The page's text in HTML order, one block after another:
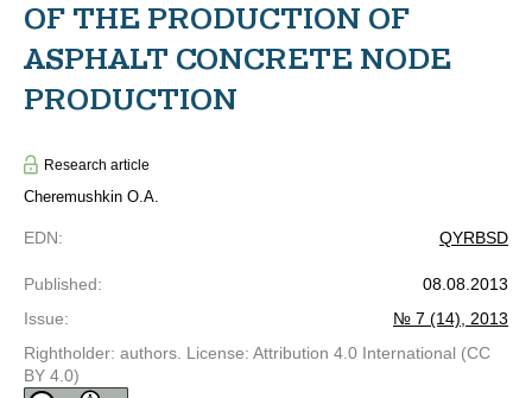
OF THE PRODUCTION OF
ASPHALT CONCRETE NODE
PRODUCTION
Research article
Cheremushkin O.A.
EDN: QYRBSD
Published:
08.08.2013
Issue:
№ 7 (14), 2013
Rightholder: authors. License: Attribution 4.0 International (CC
BY 4.0)